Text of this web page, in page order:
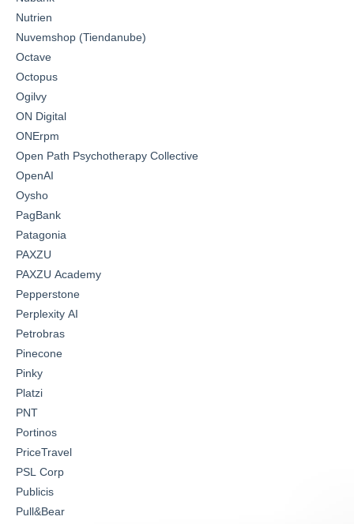
Nutrien
Nuvemshop (Tiendanube)
Octave
Octopus
Ogilvy
ON Digital
ONErpm
Open Path Psychotherapy Collective
OpenAI
Oysho
PagBank
Patagonia
PAXZU
PAXZU Academy
Pepperstone
Perplexity AI
Petrobras
Pinecone
Pinky
Platzi
PNT
Portinos
PriceTravel
PSL Corp
Publicis
Pull&Bear